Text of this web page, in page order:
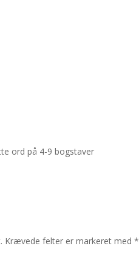
ord på 4-9 bogstaver
Krævede felter er markeret med*